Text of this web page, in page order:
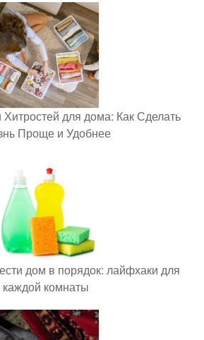
для дома: Как Сделать
Проще и Удобнее
дом в порядок: лайфхаки для
каждой комнаты